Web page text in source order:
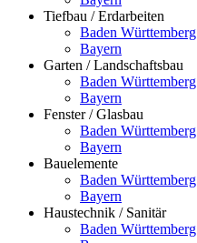
Tiefbau / Erdarbeiten
Baden Württemberg
Bayern
Garten / Landschaftsbau
Baden Württemberg
Bayern
Fenster / Glasbau
Baden Württemberg
Bayern
Bauelemente
Baden Württemberg
Bayern
Haustechnik / Sanitär
Baden Württemberg